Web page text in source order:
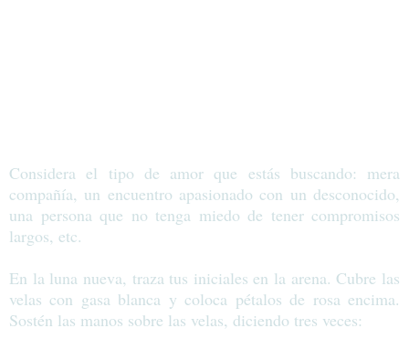
Considera el tipo de amor que estás buscando: mera
compañía, un encuentro apasionado con un desconocido,
una persona que no tenga miedo de tener compromisos
largos, etc.
En la luna nueva, traza tus iniciales en la arena. Cubre las
velas con gasa blanca y coloca pétalos de rosa encima.
Sostén las manos sobre las velas, diciendo tres veces: